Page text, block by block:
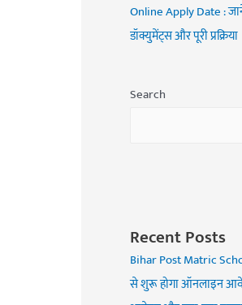
Online Apply Date :
डॉक्युमेंट्स और पूरी प्रक्रिया
Search
Recent Posts
Bihar Post Matric
से शुरू होगा ऑनलाइन